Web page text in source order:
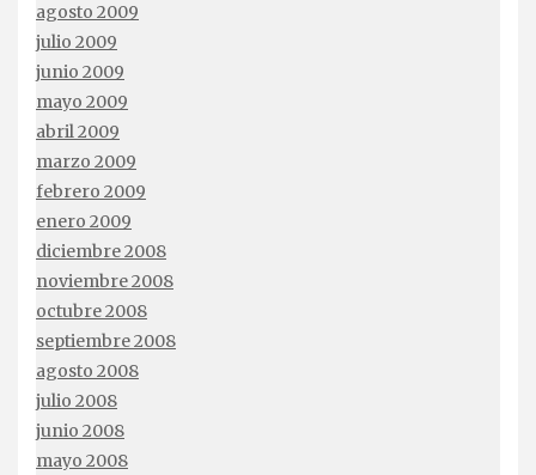
agosto 2009
julio 2009
junio 2009
mayo 2009
abril 2009
marzo 2009
febrero 2009
enero 2009
diciembre 2008
noviembre 2008
octubre 2008
septiembre 2008
agosto 2008
julio 2008
junio 2008
mayo 2008